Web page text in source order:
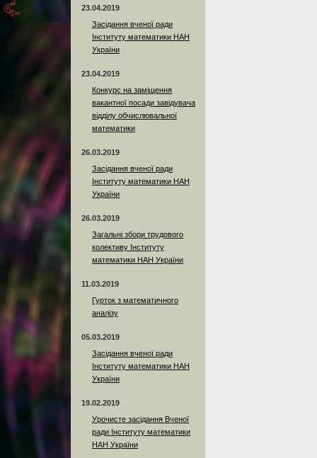
23.04.2019
Засідання вченої ради
Інституту математики НАН
України
23.04.2019
Конкурс на заміщення
вакантної посади завідувача
відділу обчислювальної
математики
26.03.2019
Засідання вченої ради
Інституту математики НАН
України
26.03.2019
Загальні збори трудового
колективу Інституту
математики НАН України
11.03.2019
Гурток з математичного
аналізу
05.03.2019
Засідання вченої ради
Інституту математики НАН
України
19.02.2019
Урочисте засідання Вченої
ради Інституту математики
НАН України